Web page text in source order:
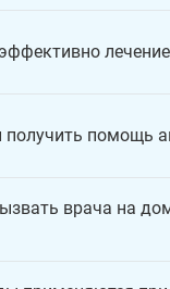
помощь
врача на